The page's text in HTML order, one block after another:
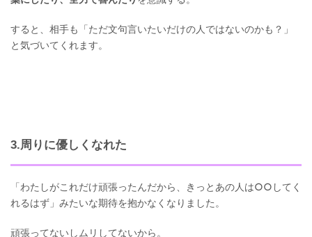
すると、相手も「ただ文句言いたいだけの人ではないのかも？」
と気づいてくれます。
3.周りに優しくなれた
「わたしがこれだけ頑張ったんだから、きっとあの人は○○してく
れるはず」みたいな期待を抱かなくなりました。
頑張ってないしムリしてないから。